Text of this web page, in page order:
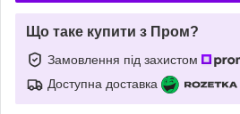
Що таке купити з Пром?
Замовлення під захистом
Доступна доставка